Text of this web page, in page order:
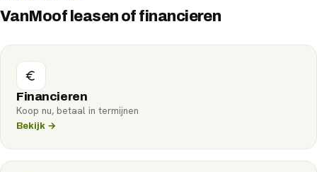
VanMoof leasen of financieren
Financieren
Koop nu, betaal in termijnen
Bekijk →